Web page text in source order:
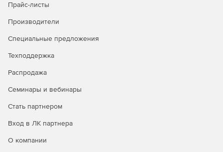
Прайс-листы
Производители
Специальные предложения
Техподдержка
Распродажа
Семинары и вебинары
Стать партнером
Вход в ЛК партнера
О компании